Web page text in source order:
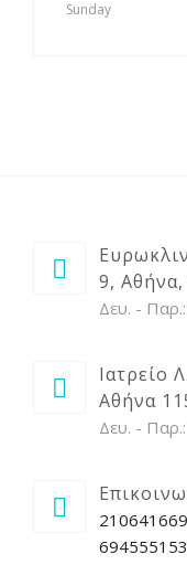
Sunday
9,
Δευ. -
Ιατρείο
Αθήνα
Δευ. -